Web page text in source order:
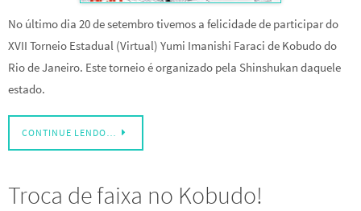
No último dia 20 de setembro tivemos a felicidade de participar do
XVII Torneio Estadual (Virtual) Yumi Imanishi Faraci de Kobudo do
Rio de Janeiro. Este torneio é organizado pela Shinshukan daquele
estado.
CONTINUE LENDO…
Troca de faixa no Kobudo!